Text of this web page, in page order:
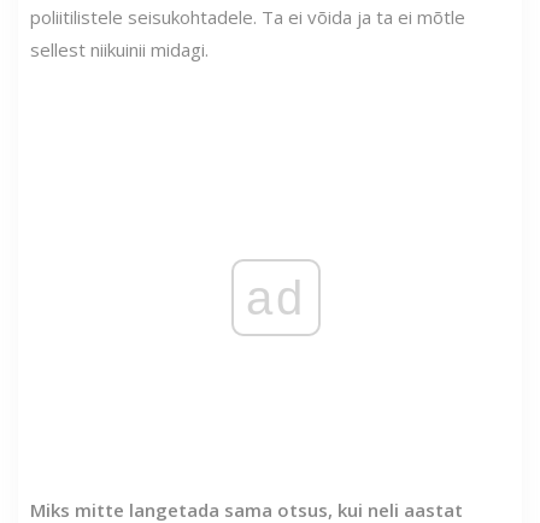
poliitilistele seisukohtadele. Ta ei võida ja ta ei mõtle
sellest niikuinii midagi.
ad
Miks mitte langetada sama otsus, kui neli aastat